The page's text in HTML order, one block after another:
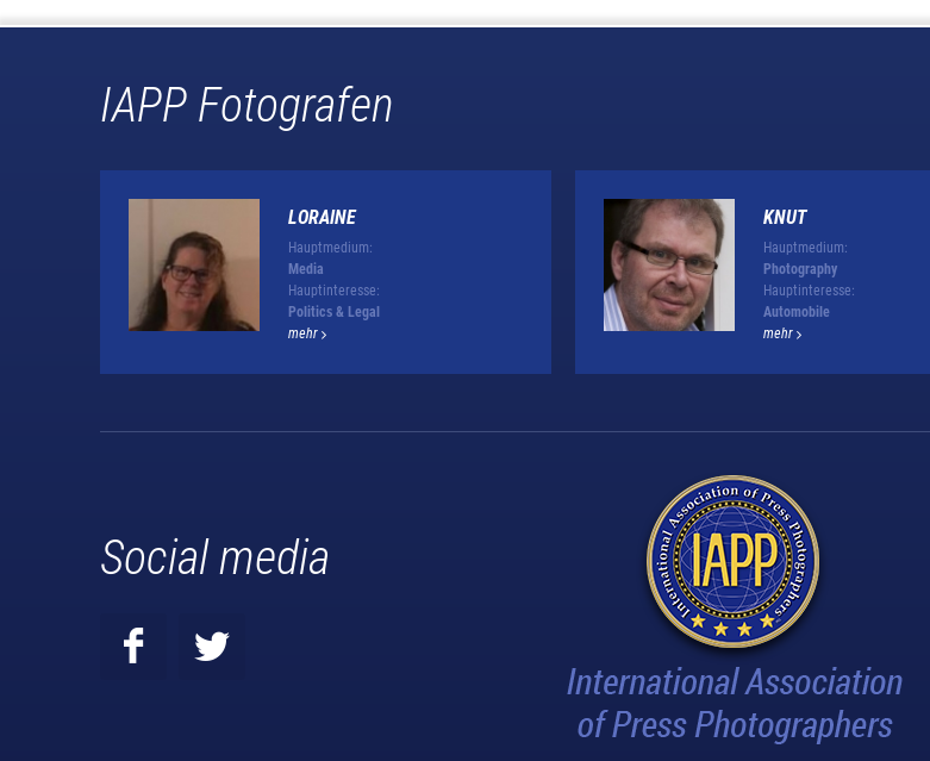
IAPP Fotografen
LORAINE
Hauptmedium:
Media
Hauptinteresse:
Politics & Legal
mehr
KNUT
Hauptmedium:
Photography
Hauptinteresse:
Automobile
mehr
Social media